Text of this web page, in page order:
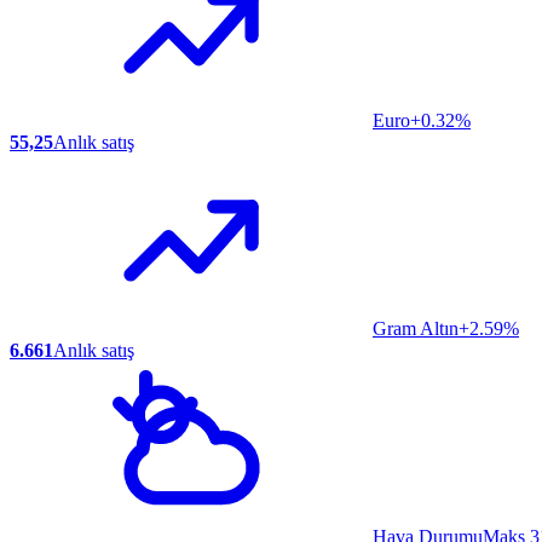
Euro+0.32%
55,25Anlık satış
Gram Altın+2.59%
6.661Anlık satış
Hava DurumuMaks